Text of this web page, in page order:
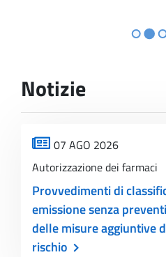
Notizie
07 AGO 2026
Autorizzazione dei farmaci
Provvedimenti di
emissione senza
delle misure aggiuntive
rischio